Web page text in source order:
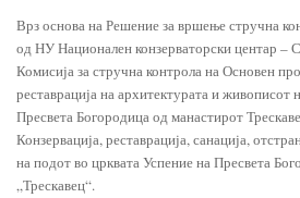
Врз основа на Решение за вршење стручна
од НУ Национален конзерваторски центар –
Комисија за стручна контрола на Основен
реставрација на архитектурата и живописот
Пресвета Богородица од манастирот
Конзервација, реставрација, санација,
на подот во црквата Успение на Пресвета
„Трескавец“.